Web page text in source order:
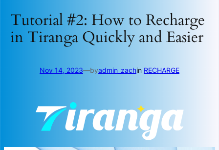
Tutorial #2: How to Recharge
in Tiranga Quickly and Easier
Nov 14, 2023—byadmin_zachin RECHARGE